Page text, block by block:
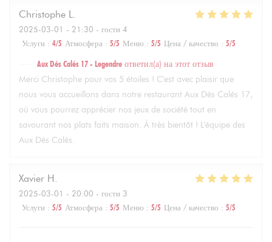
Christophe L
2025-03-01 - 21:30 - гости 4
Услуги : 4/5 Атмосфера : 5/5 Меню : 5/5 Цена / качество : 5/5
Aux Dés Calés 17 - Legendre ответил(а) на этот отзыв
Merci Christophe pour vos 5 étoiles ! C'est avec plaisir que
nous vous accueillons dans notre restaurant Aux Dés Calés 17,
où vous pourrez apprécier nos jeux de société tout en
savourant nos plats faits maison. À très bientôt ! L'équipe des
Aux Dés Calés.
Xavier H
2025-03-01 - 20:00 - гости 3
Услуги : 5/5 Атмосфера : 5/5 Меню : 5/5 Цена / качество : 5/5